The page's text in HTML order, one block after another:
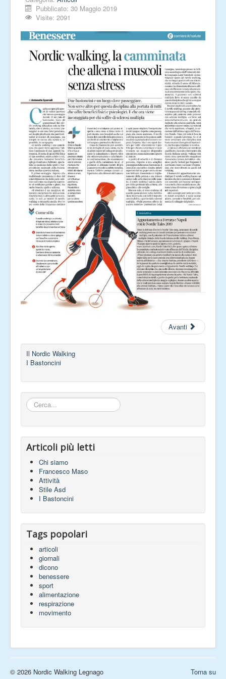
Articoli
Contatti
Pubblicato: 30 Maggio 2019
Visite: 2091
Avanti
Il Nordic Walking
I Bastoncini
Cerca...
Articoli più letti
Chi siamo
Francesco Maso
Attività
Stile Asd
I Bastoncini
Tags popolari
articoli
giornali
dicono
benessere
sport
alimentazione
respirazione
movimento
Torna su
© 2026 Nordic Walking Legnago